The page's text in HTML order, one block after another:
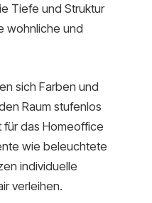
Tiefe und Struktur
wohnliche und
sich Farben und
Raum stufenlos
für das Homeoffice
wie beleuchtete
individuelle
verleihen.